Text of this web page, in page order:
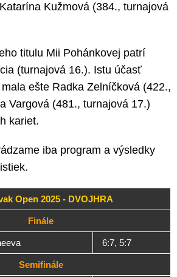
Kužmová (384., turnajová
titulu Mii Pohánkovej patrí
(turnajová 16.). Istu účasť
ešte Radka Zelníčková (422.,
Vargová (481., turnajová 17.)
kariet.
iba program a výsledky
Open 2025 - DVOJHRA
Finále
6:7, 5:7
Semifinále